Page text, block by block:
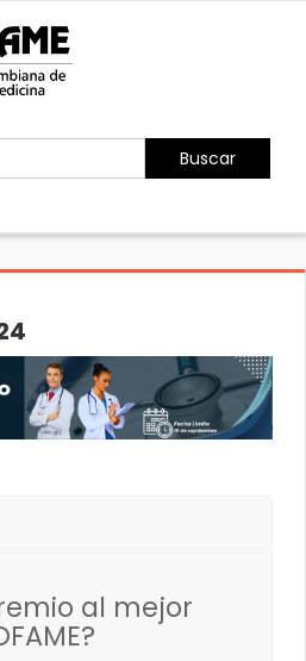
Buscar
al mejor